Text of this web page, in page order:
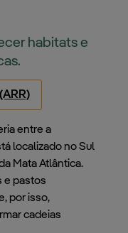
habitats e
entre a
localizado no Sul
Mata Atlântica.
e pastos
por isso,
cadeias